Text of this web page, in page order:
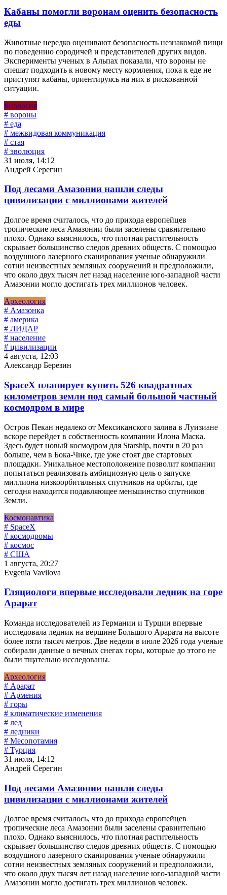
Кабаны помогли воронам оценить безопасность
еды
Животные нередко оценивают безопасность незнакомой пищи
по поведению сородичей и представителей других видов.
Эксперименты ученых в Альпах показали, что вороны не
спешат подходить к новому месту кормления, пока к еде не
приступят кабаны, ориентируясь на них в рискованной
ситуации.
Биология
# вороны
# еда
# межвидовая коммуникация
# стая
# эволюция
31 июля, 14:12
Андрей Серегин
Под лесами Амазонии нашли следы
цивилизации с миллионами жителей
Долгое время считалось, что до прихода европейцев
тропические леса Амазонии были заселены сравнительно
плохо. Однако выяснилось, что плотная растительность
скрывает большинство следов древних обществ. С помощью
воздушного лазерного сканирования ученые обнаружили
сотни неизвестных земляных сооружений и предположили,
что около двух тысяч лет назад население юго-западной части
Амазонии могло достигать трех миллионов человек.
Археология
# Амазонка
# америка
# ЛИДАР
# население
# цивилизации
4 августа, 12:03
Александр Березин
SpaceX планирует купить 526 квадратных
километров земли под самый большой частный
космодром в мире
Остров Пекан недалеко от Мексиканского залива в Луизиане
вскоре перейдет в собственность компании Илона Маска.
Здесь будет новый космодром для Starship, почти в 20 раз
больше, чем в Бока-Чике, где уже стоят две стартовых
площадки. Уникальное местоположение позволит компании
попытаться реализовать амбициозную цель о запуске
миллиона низкоорбитальных спутников на орбиты, где
сегодня находится подавляющее меньшинство спутников
Земли.
Космонавтика
# SpaceX
# космодромы
# космос
# США
1 августа, 20:27
Evgenia Vavilova
Гляциологи впервые исследовали ледник на горе
Арарат
Команда исследователей из Германии и Турции впервые
исследовала ледник на вершине Большого Арарата на высоте
более пяти тысяч метров. Две недели в июле 2026 года ученые
собирали данные о вечных снегах горы, которые до этого не
были тщательно исследованы.
Археология
# Арарат
# Армения
# горы
# климатические изменения
# лед
# ледники
# Месопотамия
# Турция
31 июля, 14:12
Андрей Серегин
Под лесами Амазонии нашли следы
цивилизации с миллионами жителей
Долгое время считалось, что до прихода европейцев
тропические леса Амазонии были заселены сравнительно
плохо. Однако выяснилось, что плотная растительность
скрывает большинство следов древних обществ. С помощью
воздушного лазерного сканирования ученые обнаружили
сотни неизвестных земляных сооружений и предположили,
что около двух тысяч лет назад население юго-западной части
Амазонии могло достигать трех миллионов человек.